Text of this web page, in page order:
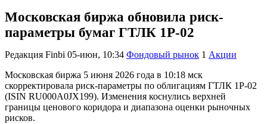
Московская биржа обновила риск-
параметры бумаг ГТЛК 1P-02
Редакция Finbi 05-июн, 10:34 Фондовый рынок 1 Акции
Московская биржа 5 июня 2026 года в 10:18 мск
скорректировала риск-параметры по облигациям ГТЛК 1P-02
(ISIN RU000A0JX199). Изменения коснулись верхней
границы ценового коридора и диапазона оценки рыночных
рисков.